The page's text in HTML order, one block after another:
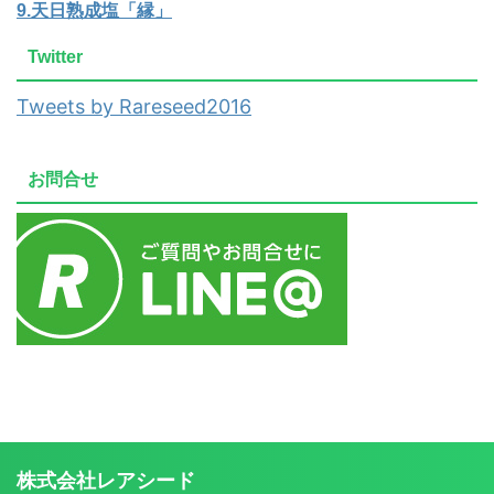
9.天日熟成塩「縁」
Twitter
Tweets by Rareseed2016
お問合せ
株式会社レアシード